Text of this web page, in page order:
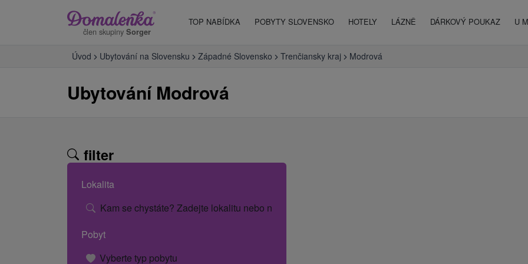
člen skupiny Sorger
TOP NABÍDKA POBYTY SLOVENSKO HOTELY LÁZNĚ DÁRKOVÝ POUKAZ U
Úvod Ubytování na Slovensku Západné Slovensko Trenčiansky kraj Modrová
Ubytování Modrová
filter
Lokalita
Kam se chystáte? Zadejte lokalitu nebo název hotelu.
Pobyt
Vyberte typ pobytu